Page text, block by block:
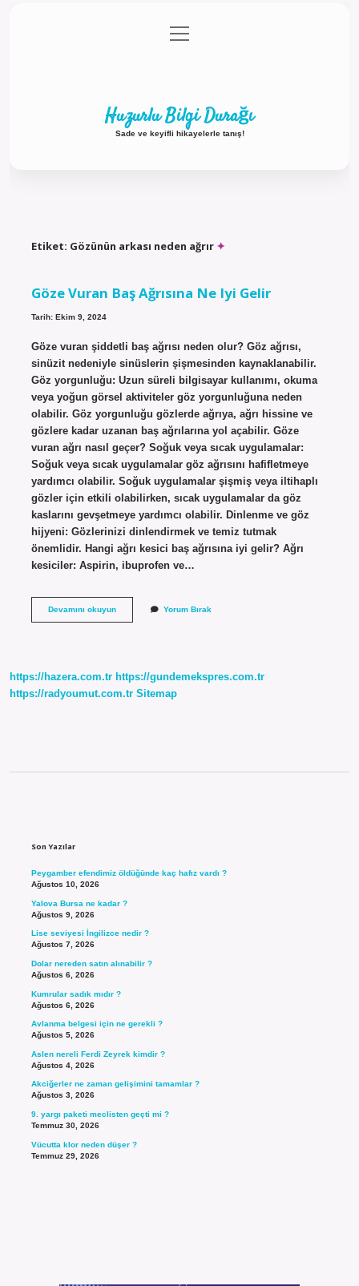
Gizlilik Politikası
menüyü
aç
Huzurlu Bilgi Durağı
Sade ve keyifli hikayelerle tanış!
Etiket: Gözünün arkası neden ağrır
Göze Vuran Baş Ağrısına Ne Iyi Gelir
Tarih: Ekim 9, 2024
Göze vuran şiddetli baş ağrısı neden olur? Göz ağrısı,
sinüzit nedeniyle sinüslerin şişmesinden kaynaklanabilir.
Göz yorgunluğu: Uzun süreli bilgisayar kullanımı, okuma
veya yoğun görsel aktiviteler göz yorgunluğuna neden
olabilir. Göz yorgunluğu gözlerde ağrıya, ağrı hissine ve
gözlere kadar uzanan baş ağrılarına yol açabilir. Göze
vuran ağrı nasıl geçer? Soğuk veya sıcak uygulamalar:
Soğuk veya sıcak uygulamalar göz ağrısını hafifletmeye
yardımcı olabilir. Soğuk uygulamalar şişmiş veya iltihaplı
gözler için etkili olabilirken, sıcak uygulamalar da göz
kaslarını gevşetmeye yardımcı olabilir. Dinlenme ve göz
hijyeni: Gözlerinizi dinlendirmek ve temiz tutmak
önemlidir. Hangi ağrı kesici baş ağrısına iyi gelir? Ağrı
kesiciler: Aspirin, ibuprofen ve…
Devamını okuyunGöze
Gelir
Yorum Bırak
https://hazera.com.tr https://gundemekspres.com.tr
https://radyoumut.com.tr Sitemap
Son Yazılar
Peygamber efendimiz öldüğünde kaç hafız vardı ?
Ağustos 10, 2026
Yalova Bursa ne kadar ?
Ağustos 9, 2026
Lise seviyesi İngilizce nedir ?
Ağustos 7, 2026
Dolar nereden satın alınabilir ?
Ağustos 6, 2026
Kumrular sadık mıdır ?
Ağustos 6, 2026
Avlanma belgesi için ne gerekli ?
Ağustos 5, 2026
Aslen nereli Ferdi Zeyrek kimdir ?
Ağustos 4, 2026
Akciğerler ne zaman gelişimini tamamlar ?
Ağustos 3, 2026
9. yargı paketi meclisten geçti mi ?
Temmuz 30, 2026
Vücutta klor neden düşer ?
Temmuz 29, 2026